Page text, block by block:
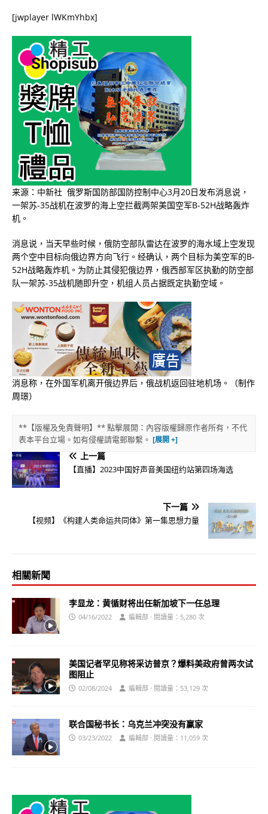
[jwplayer lWKmYhbx]
来源：中新社 俄罗斯国防部国防控制中心3月20日发布消息说，
一架苏-35战机在波罗的海上空拦截两架美国空军B-52H战略轰炸
机。
消息说，当天早些时候，俄防空部队雷达在波罗的海水域上空发现
两个空中目标向俄边界方向飞行。经确认，两个目标为美空军的B-
52H战略轰炸机。为防止其侵犯俄边界，俄西部军区执勤的防空部
队一架苏-35战机随即升空，机组人员占据既定执勤空域。
消息称，在外国军机离开俄边界后，俄战机返回驻地机场。（制作
周璟）
**【版權及免責聲明】** 點擊展開：內容版權歸原作者所有，不代
表本平台立場。如有侵權請電郵聯繫。
上一篇
【直播】2023中国好声音美国纽约站第四场海选
下一篇
【视频】《构建人类命运共同体》第一集思想力量
相關新聞
李显龙：黄循财将出任新加坡下一任总理
04/16/2022 編輯部 · 閱讀量：5,280 次
美国记者罕见称将采访普京？爆料美政府曾两次试
图阻止
02/08/2024 編輯部 · 閱讀量：53,129 次
联合国秘书长：乌克兰冲突没有赢家
03/23/2022 編輯部 · 閱讀量：11,059 次